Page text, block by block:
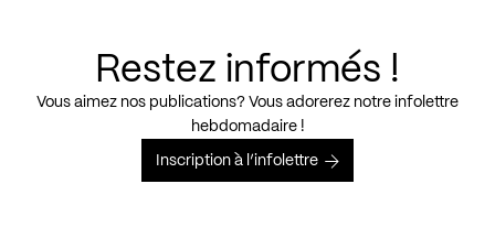
Restez informés !
Vous aimez nos publications? Vous adorerez notre infolettre
hebdomadaire !
Inscription à l’infolettre